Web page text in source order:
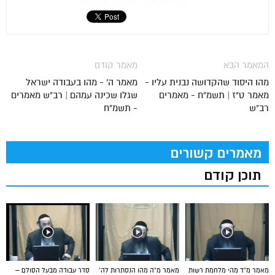
מאמר קודם
מאמר ה' - מהו בעבודה ישראל
שגלו שכינה עמהם | רב"ש מאמרים
- תשמ"ח
המאמר הבא
מהו היסוד שהקדושה נבנית עליו -
מאמר ט"ז | תשמ"ח - מאמרים
רב"ש
מאמרים קשורים
תוכן קודם
סדר עבודה מבעל הסולם –
מאמר מ”ה מהו הנסתרות לה’
מאמר מ”ד מהי מלחמת רשות